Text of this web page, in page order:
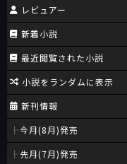
レビュアー
新着小説
最近閲覧された小説
小説をランダムに表示
新刊情報
今月(8月)発売
先月(7月)発売